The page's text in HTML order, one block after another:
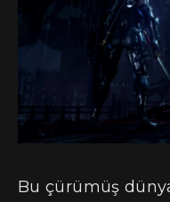
Bu çürümüş